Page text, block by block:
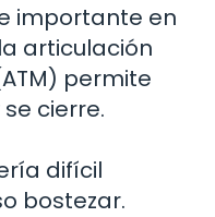
importante en
articulación
permite
cierre.
difícil
bostezar.